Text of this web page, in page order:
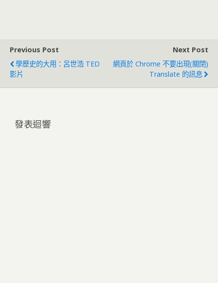
Previous Post
學歷史的大用：呂世浩 TED
影片
Next Post
網頁於 Chrome 不要出現(關閉)
Translate 的訊息
發表迴響